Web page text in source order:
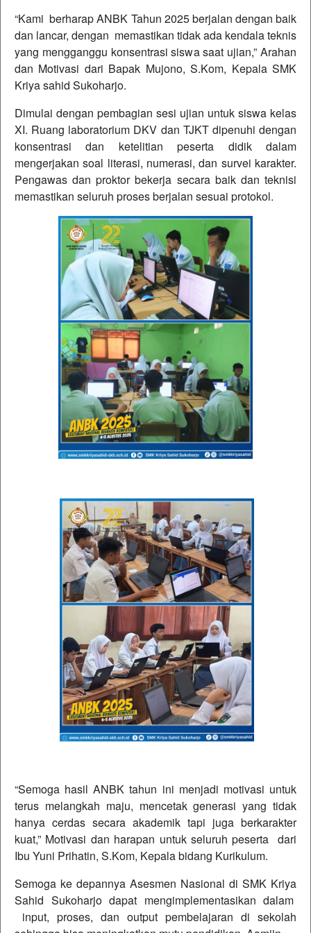
“Kami berharap ANBK Tahun 2025 berjalan dengan baik
dan lancar, dengan memastikan tidak ada kendala teknis
yang mengganggu konsentrasi siswa saat ujian,” Arahan
dan Motivasi dari Bapak Mujono, S.Kom, Kepala SMK
Kriya sahid Sukoharjo.
Dimulai dengan pembagian sesi ujian untuk siswa kelas
XI. Ruang laboratorium DKV dan TJKT dipenuhi dengan
konsentrasi dan ketelitian peserta didik dalam
mengerjakan soal literasi, numerasi, dan survei karakter.
Pengawas dan proktor bekerja secara baik dan teknisi
memastikan seluruh proses berjalan sesuai protokol.
“Semoga hasil ANBK tahun ini menjadi motivasi untuk
terus melangkah maju, mencetak generasi yang tidak
hanya cerdas secara akademik tapi juga berkarakter
kuat,” Motivasi dan harapan untuk seluruh peserta dari
Ibu Yuni Prihatin, S.Kom, Kepala bidang Kurikulum.
Semoga ke depannya Asesmen Nasional di SMK Kriya
Sahid Sukoharjo dapat mengimplementasikan dalam
input, proses, dan output pembelajaran di sekolah